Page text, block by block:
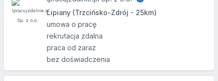
Lipiany (Trzcińsko-Zdrój - 25km)
umowa o pracę
rekrutacja zdalna
praca od zaraz
bez doświadczenia